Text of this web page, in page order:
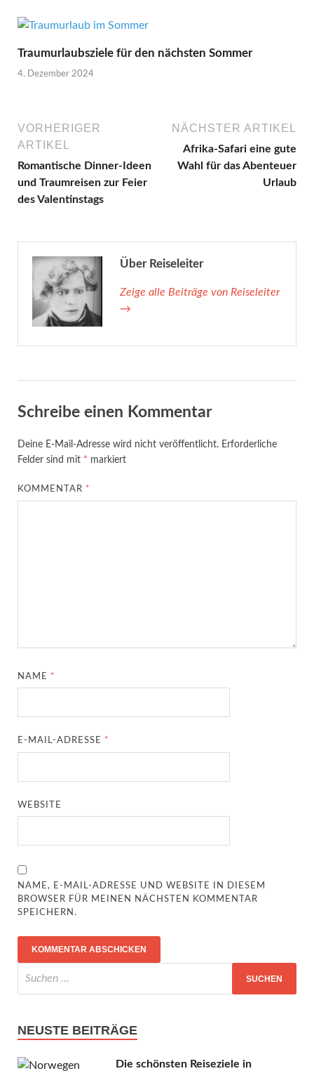
Traumurlaubsziele für den nächsten Sommer
4. Dezember 2024
VORHERIGER
ARTIKEL
Romantische Dinner-Ideen
und Traumreisen zur Feier
des Valentinstags
NÄCHSTER ARTIKEL
Afrika-Safari eine gute
Wahl für das Abenteuer
Urlaub
Über Reiseleiter
Zeige alle Beiträge von Reiseleiter
→
Schreibe einen Kommentar
Deine E-Mail-Adresse wird nicht veröffentlicht. Erforderliche
Felder sind mit * markiert
KOMMENTAR *
NAME *
E-MAIL-ADRESSE *
WEBSITE
NAME, E-MAIL-ADRESSE UND WEBSITE IN DIESEM
BROWSER FÜR MEINEN NÄCHSTEN KOMMENTAR
SPEICHERN.
NEUSTE BEITRÄGE
Die schönsten Reiseziele in